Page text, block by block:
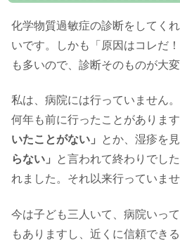
化学物質過敏症の診断をしてく
いです。しかも「原因はコレだ
も多いので、診断そのものが大変
私は、病院には行っていません
何年も前に行ったことがありま
いたことがない」
とか、湿疹を
らない」
と言われて終わりでし
れました。それ以来行っていませ
今は子ども三人いて、病院いっ
もありますし、近くに信頼でき